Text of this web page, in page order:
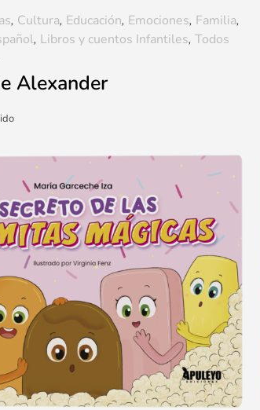
Alexander
, Cultura, Educación, Emociones, Familia,
, Libros y cuentos Infantiles,Todos